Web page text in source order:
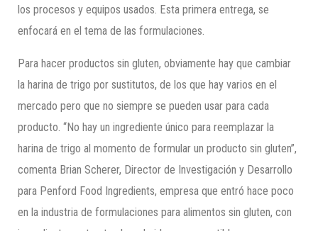
los procesos y equipos usados. Esta primera entrega, se
enfocará en el tema de las formulaciones.
Para hacer productos sin gluten, obviamente hay que cambiar
la harina de trigo por sustitutos, de los que hay varios en el
mercado pero que no siempre se pueden usar para cada
producto. “No hay un ingrediente único para reemplazar la
harina de trigo al momento de formular un producto sin gluten”,
comenta Brian Scherer, Director de Investigación y Desarrollo
para Penford Food Ingredients, empresa que entró hace poco
en la industria de formulaciones para alimentos sin gluten, con